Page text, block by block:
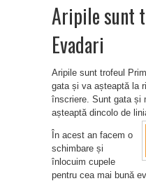
Aripile sunt
Evadari
Aripile sunt trofeul
gata și va așteaptă la
înscriere. Sunt gata și
așteaptă dincolo de
În acest an facem o
schimbare și
înlocuim cupele
pentru cea mai bună